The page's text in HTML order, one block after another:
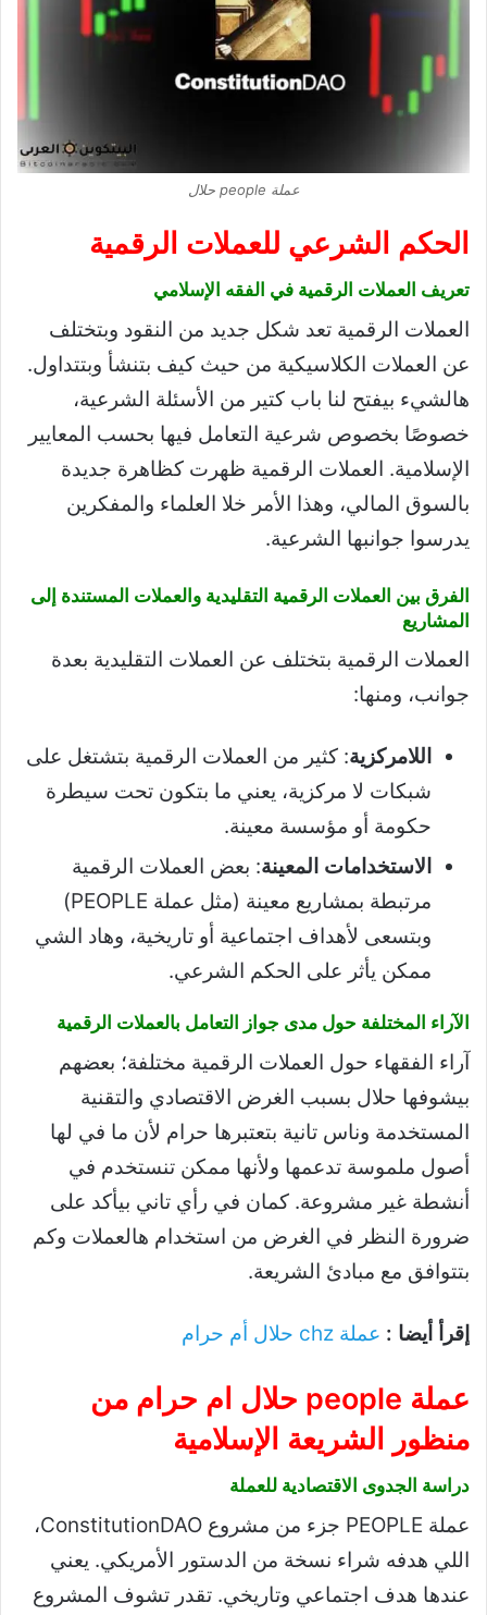
عملة people حلال
الحكم الشرعي للعملات الرقمية
تعريف العملات الرقمية في الفقه الإسلامي
العملات الرقمية تعد شكل جديد من النقود وبتختلف
عن العملات الكلاسيكية من حيث كيف بتنشأ وبتتداول.
هالشيء بيفتح لنا باب كتير من الأسئلة الشرعية،
خصوصًا بخصوص شرعية التعامل فيها بحسب المعايير
الإسلامية. العملات الرقمية ظهرت كظاهرة جديدة
بالسوق المالي، وهذا الأمر خلا العلماء والمفكرين
يدرسوا جوانبها الشرعية.
الفرق بين العملات الرقمية التقليدية والعملات المستندة إلى
المشاريع
العملات الرقمية بتختلف عن العملات التقليدية بعدة
جوانب، ومنها:
اللامركزية: كثير من العملات الرقمية بتشتغل على
شبكات لا مركزية، يعني ما بتكون تحت سيطرة
حكومة أو مؤسسة معينة.
الاستخدامات المعينة: بعض العملات الرقمية
مرتبطة بمشاريع معينة (مثل عملة PEOPLE)
وبتسعى لأهداف اجتماعية أو تاريخية، وهاد الشي
ممكن يأثر على الحكم الشرعي.
الآراء المختلفة حول مدى جواز التعامل بالعملات الرقمية
آراء الفقهاء حول العملات الرقمية مختلفة؛ بعضهم
بيشوفها حلال بسبب الغرض الاقتصادي والتقنية
المستخدمة وناس تانية بتعتبرها حرام لأن ما في لها
أصول ملموسة تدعمها ولأنها ممكن تنستخدم في
أنشطة غير مشروعة. كمان في رأي تاني بيأكد على
ضرورة النظر في الغرض من استخدام هالعملات وكم
بتتوافق مع مبادئ الشريعة.
إقرأ أيضا : عملة chz حلال أم حرام
عملة people حلال ام حرام من
منظور الشريعة الإسلامية
دراسة الجدوى الاقتصادية للعملة
عملة PEOPLE جزء من مشروع ConstitutionDAO،
اللي هدفه شراء نسخة من الدستور الأمريكي. يعني
عندها هدف اجتماعي وتاريخي. تقدر تشوف المشروع